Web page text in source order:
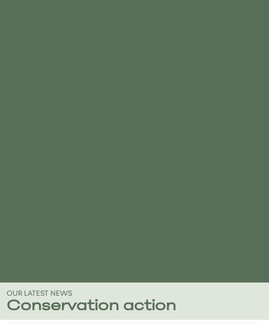
OUR LATEST NEWS
Conservation action